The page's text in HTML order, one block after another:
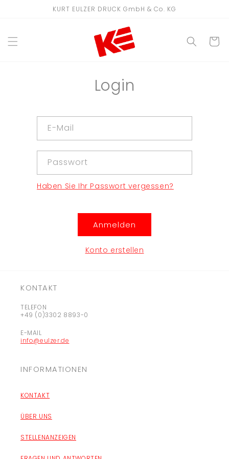
KURT EULZER DRUCK GmbH & Co. KG
Login
E-Mail
Passwort
Haben Sie Ihr Passwort vergessen?
Anmelden
Konto erstellen
KONTAKT
TELEFON
+49 (0)3302 8893-0
E-MAIL
info@eulzer.de
INFORMATIONEN
KONTAKT
ÜBER UNS
STELLENANZEIGEN